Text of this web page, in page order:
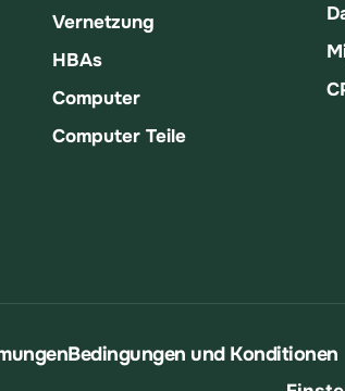
Vernetzung
HBAs
Computer
Computer Teile
Bedingungen und Konditionen